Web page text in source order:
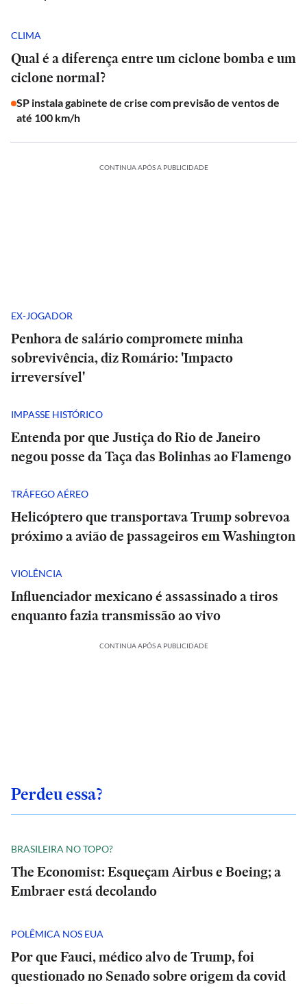
CLIMA
Qual é a diferença entre um ciclone bomba e um
ciclone normal?
SP instala gabinete de crise com previsão de ventos de
até 100 km/h
CONTINUA APÓS A PUBLICIDADE
EX-JOGADOR
Penhora de salário compromete minha
sobrevivência, diz Romário: 'Impacto
irreversível'
IMPASSE HISTÓRICO
Entenda por que Justiça do Rio de Janeiro
negou posse da Taça das Bolinhas ao Flamengo
TRÁFEGO AÉREO
Helicóptero que transportava Trump sobrevoa
próximo a avião de passageiros em Washington
VIOLÊNCIA
Influenciador mexicano é assassinado a tiros
enquanto fazia transmissão ao vivo
CONTINUA APÓS A PUBLICIDADE
Perdeu essa?
BRASILEIRA NO TOPO?
The Economist: Esqueçam Airbus e Boeing; a
Embraer está decolando
POLÊMICA NOS EUA
Por que Fauci, médico alvo de Trump, foi
questionado no Senado sobre origem da covid